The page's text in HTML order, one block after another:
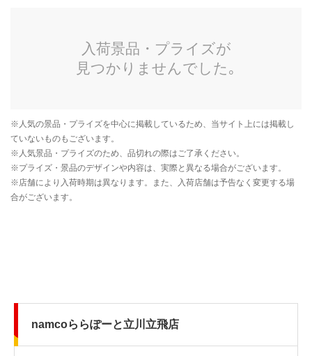
namcoららぽーと立川立飛店